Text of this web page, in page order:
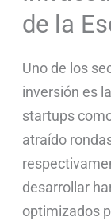
de la
Uno de los
inversión es
startups
atraído
desarrollar
optimizados